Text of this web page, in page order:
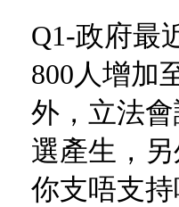
Q1-政府最
800人增加
外，立法
選產生，
你支唔支